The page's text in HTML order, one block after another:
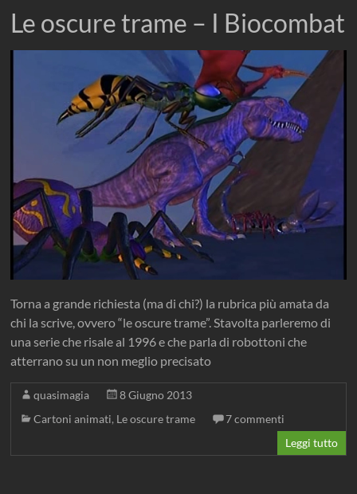
Le oscure trame – I Biocombat
Torna a grande richiesta (ma di chi?) la rubrica più amata da
chi la scrive, ovvero “le oscure trame”. Stavolta parleremo di
una serie che risale al 1996 e che parla di robottoni che
atterrano su un non meglio precisato
quasimagia
8 Giugno 2013
Cartoni animati, Le oscure trame
7 commenti
Leggi tutto